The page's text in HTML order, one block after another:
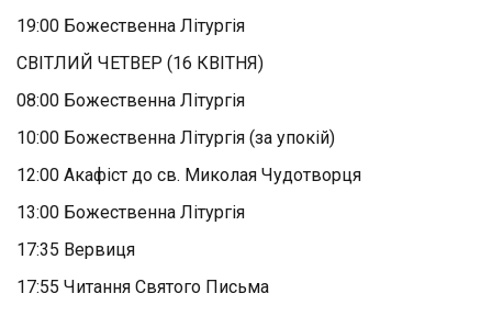
19:00 Божественна Літургія
СВІТЛИЙ ЧЕТВЕР (16 КВІТНЯ)
08:00 Божественна Літургія
10:00 Божественна Літургія (за упокій)
12:00 Акафіст до св. Миколая Чудотворця
13:00 Божественна Літургія
17:35 Вервиця
17:55 Читання Святого Письма